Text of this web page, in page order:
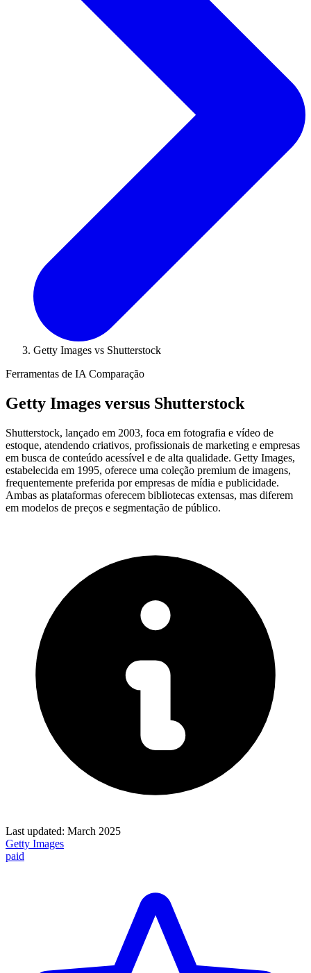
Getty Images vs Shutterstock
Ferramentas de IA Comparação
Getty Images versus Shutterstock
Shutterstock, lançado em 2003, foca em fotografia e vídeo de
estoque, atendendo criativos, profissionais de marketing e empresas
em busca de conteúdo acessível e de alta qualidade. Getty Images,
estabelecida em 1995, oferece uma coleção premium de imagens,
frequentemente preferida por empresas de mídia e publicidade.
Ambas as plataformas oferecem bibliotecas extensas, mas diferem
em modelos de preços e segmentação de público.
Last updated: March 2025
Getty Images
paid